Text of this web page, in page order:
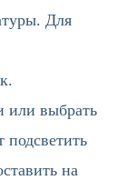
Для
или выбрать
подсветить
на